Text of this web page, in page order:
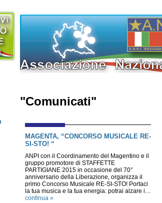
"Comunicati"
MAGENTA, “CONCORSO MUSICALE RE-
SI-STO! “
ANPI con il Coordinamento del Magentino e il
gruppo promotore di STAFFETTE
PARTIGIANE 2015 in occasione del 70°
anniversario della Liberazione, organizza il
primo Concorso Musicale RE-SI-STO! Portaci
la tua musica e la tua energia: potrai alzare i…
continua »